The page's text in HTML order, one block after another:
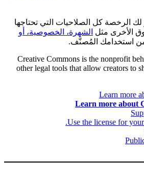
الرخصة كل الصلاحيات التي تحتاجها
الأخرى مثل الشهرة، الخصوصية، أو
استخدامك المُصنَّف.
Creative Commons is the nonprofit
other legal tools that allow creators to
Learn more
Learn more about
Use the license for